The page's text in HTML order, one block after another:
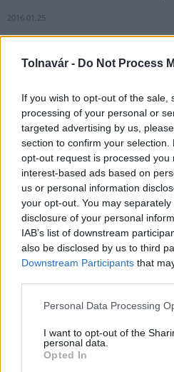
Tolnavár - Do Not Process
If you wish to opt-out of the sale,
processing of your personal or
targeted advertising by us,
section to confirm your
opt-out request is processed you
interest-based ads based on
us or personal information
your opt-out. You may
disclosure of your personal
IAB’s list of downstream
also be disclosed by us to third
Downstream Participants that
Please note that this website/
not limited to your visit or usage
grant or deny consent to Google
use your data for below
Personal Data Processing
I want to opt-out of the
personal data.
Opted In
2016.01.25
HÍRLEVÉL
Név
E-mail cím
Feliratkozom a hírlevélre és